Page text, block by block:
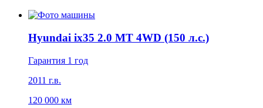
Hyundai ix35 2.0 MT 4WD (150 л.с.)
Гарантия 1 год
2011 г.в.
120 000 км